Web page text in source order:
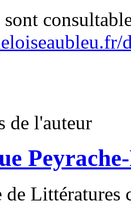
sont
de l'auteur
de Littératures